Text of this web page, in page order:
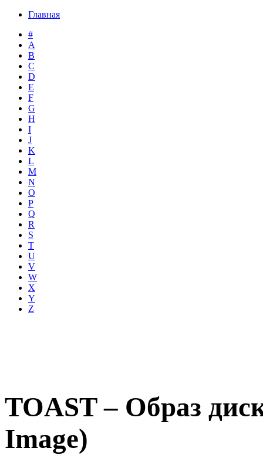
Главная
#
A
B
C
D
E
F
G
H
I
J
K
L
M
N
O
P
Q
R
S
T
U
V
W
X
Y
Z
TOAST – Образ
Image)